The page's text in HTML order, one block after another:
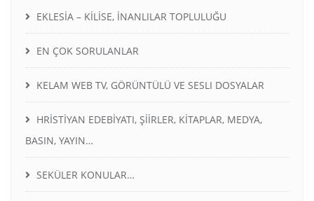
EKLESİA – KİLİSE, İNANLILAR TOPLULUĞU
EN ÇOK SORULANLAR
KELAM WEB TV, GÖRÜNTÜLÜ VE SESLI DOSYALAR
HRİSTİYAN EDEBİYATI, ŞİİRLER, KİTAPLAR, MEDYA,
BASIN, YAYIN…
SEKÜLER KONULAR…